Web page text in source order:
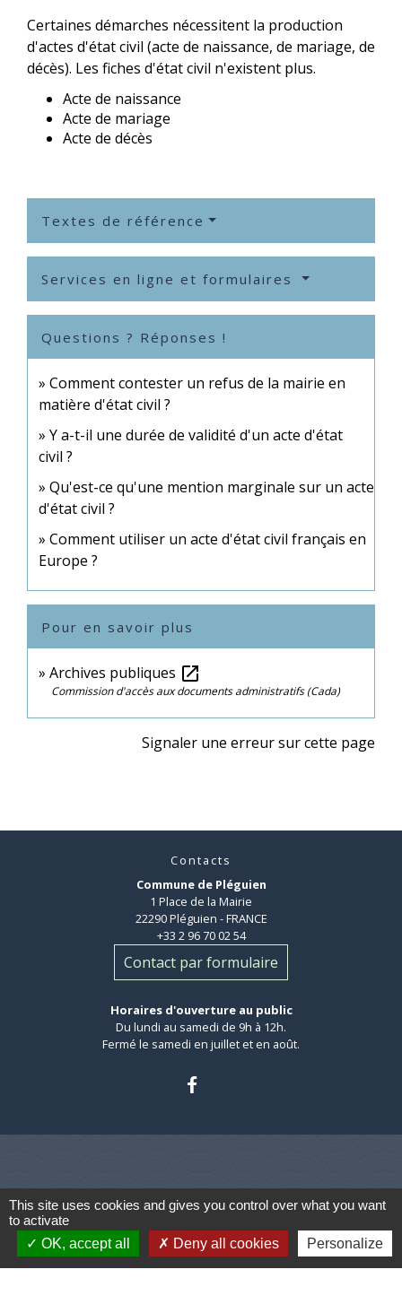
Certaines démarches nécessitent la production
d'actes d'état civil (acte de naissance, de mariage, de
décès). Les fiches d'état civil n'existent plus.
Acte de naissance
Acte de mariage
Acte de décès
Textes de référence
Services en ligne et formulaires
Questions ? Réponses !
Comment contester un refus de la mairie en
matière d'état civil ?
Y a-t-il une durée de validité d'un acte d'état
civil ?
Qu'est-ce qu'une mention marginale sur un acte
d'état civil ?
Comment utiliser un acte d'état civil français en
Europe ?
Pour en savoir plus
Archives publiques open_in_new
Commission d'accès aux documents administratifs (Cada)
Signaler une erreur sur cette page
Contacts
Commune de Pléguien
1 Place de la Mairie
22290 Pléguien - FRANCE
+33 2 96 70 02 54
Contact par formulaire
Horaires d'ouverture au public
Du lundi au samedi de 9h à 12h.
Fermé le samedi en juillet et en août.
Liens
Leff Armor Communauté
This site uses cookies and gives you control over what you want
to activate
OK, accept all
Deny all cookies Personalize